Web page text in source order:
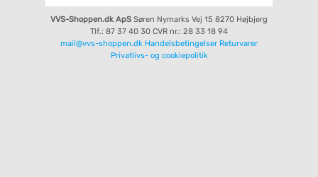
VVS-Shoppen.dk ApS Søren Nymarks Vej 15 8270 Højbjerg
Tlf.: 87 37 40 30 CVR nr.: 28 33 18 94
mail@vvs-shoppen.dk Handelsbetingelser Returvarer
Privatlivs- og cookiepolitik